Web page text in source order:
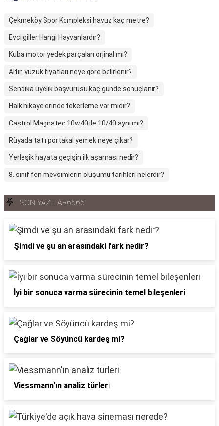
Çekmeköy Spor Kompleksi havuz kaç metre?
Evcilgiller Hangi Hayvanlardır?
Kuba motor yedek parçaları orjinal mi?
Altın yüzük fiyatları neye göre belirlenir?
Sendika üyelik başvurusu kaç günde sonuçlanır?
Halk hikayelerinde tekerleme var mıdır?
Castrol Magnatec 10w40 ile 10/40 aynı mı?
Rüyada tatlı portakal yemek neye çıkar?
Yerleşik hayata geçişin ilk aşaması nedir?
8. sınıf fen mevsimlerin oluşumu tarihleri nelerdir?
SON YAZILAR6565
Şimdi ve şu an arasındaki fark nedir?
İyi bir sonuca varma sürecinin temel bileşenleri
Çağlar ve Söyüncü kardeş mi?
Viessmann'ın analiz türleri